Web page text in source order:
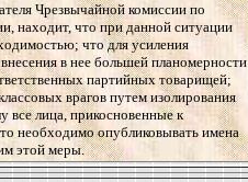
Чрезвычайной комиссии по
находит, что при данной ситуации
что для усиления
в нее большей планомерности
партийных товарищей;
врагов путем изолирования
все лица, прикосновенные к
необходимо опубликовывать имена
этой меры.